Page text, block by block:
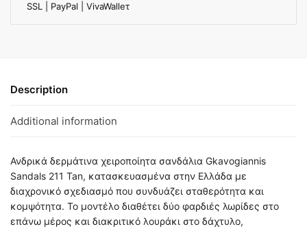
SSL | PayPal | VivaWalleτ
Description
Additional information
Ανδρικά δερμάτινα χειροποίητα σανδάλια Gkavogiannis
Sandals 211 Tan, κατασκευασμένα στην Ελλάδα με
διαχρονικό σχεδιασμό που συνδυάζει σταθερότητα και
κομψότητα. Το μοντέλο διαθέτει δύο φαρδιές λωρίδες στο
επάνω μέρος και διακριτικό λουράκι στο δάχτυλο,